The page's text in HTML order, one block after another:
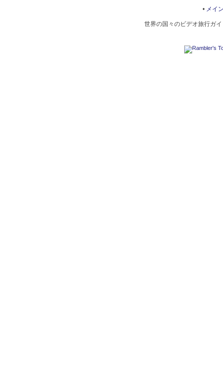
• メイ
世界の国々のビデオ旅行ガ